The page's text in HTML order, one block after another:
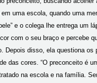
uma escola, quando uma
e o colega lhe entrega um
com o seu braço e percebe
Depois disso, ela questiona os
das cores. “O preconceito é
na escola e na família.